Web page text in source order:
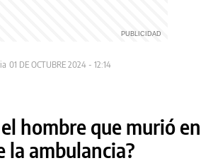
01 DE OCTUBRE 2024 - 12:14
hombre que murió en
la ambulancia?